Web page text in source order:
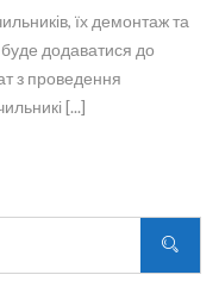
їх демонтаж та
додаватися до
з проведення
[...]